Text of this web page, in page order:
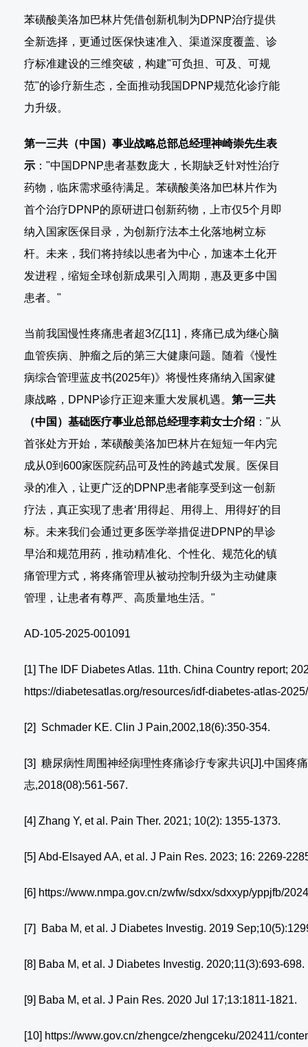
苯磺酸美洛加巴林片凭借创新机制为DPNP治疗提供
全新选择，更通过医保快速准入、渠道深度覆盖、诊
疗标准建设的三维突破，构建"可负担、可及、可规
范"的诊疗新生态，全面推动我国DPNP规范化诊疗能
力升级。
第一三共（中国）事业战略总部总经理神崎崇先生表
示 ："中国DPNP患者基数庞大，长期缺乏针对性治疗
药物，临床需求亟待满足。苯磺酸美洛加巴林片作为
首个治疗DPNP的原研进口创新药物，上市仅5个月即
纳入国家医保目录，为创新疗法本土化落地树立标
杆。未来，我们将持续以患者为中心，加速本土化开
发进程，缩短全球创新成果引入周期，惠及更多中国
患者。"
当前我国慢性疼痛患者超3亿[11]，疼痛已成为继心脑
血管疾病、肿瘤之后的第三大健康问题。随着《慢性
病综合管理蓝皮书(2025年)》将慢性疼痛纳入国家健
康战略，DPNP诊疗正迎来重大发展机遇。 第一三共
（中国）基础医疗事业总部总经理李莉女士介绍 ："从
首张处方开始，苯磺酸美洛加巴林片在短短一年内完
成从0到600家医院药品可及性的跨越式发展。医保目
录的准入，让更广泛的DPNP患者能享受到这一创新
疗法，真正实现了患者‘用得起、用得上、用得好'的目
标。未来我们会通过更多医学举措促进DPNP的早诊
早治和规范用药，推动精准化、个性化、规范化的镇
痛管理方式，将疼痛管理从被动控制升级为主动健康
管理，让患者有尊严、高质量地生活。"
AD-105-2025-001091
[1] The IDF Diabetes Atlas. 11th. China Country report;
https://diabetesatlas.org/resources/idf-diabetes-atlas-
[2] Schmader KE. Clin J Pain,2002,18(6):350-354.
[3] 糖尿病性周围神经病理性疼痛诊疗专家共识[J].中国疼
志,2018(08):561-567.
[4] Zhang Y, et al. Pain Ther. 2021; 10(2): 1355-1373.
[5] Abd-Elsayed AA, et al. J Pain Res. 2023; 16: 2269-
[6] https://www.nmpa.gov.cn/zwfw/sdxx/sdxxyp/yppjfb/
[7] Baba M, et al. J Diabetes Investig. 2019
[8] Baba M, et al. J Diabetes Investig. 2020;11(3):693-698.
[9] Baba M, et al. J Pain Res. 2020 Jul 17;13:1811-1821.
[10] https://www.gov.cn/zhengce/zhengceku/202411/